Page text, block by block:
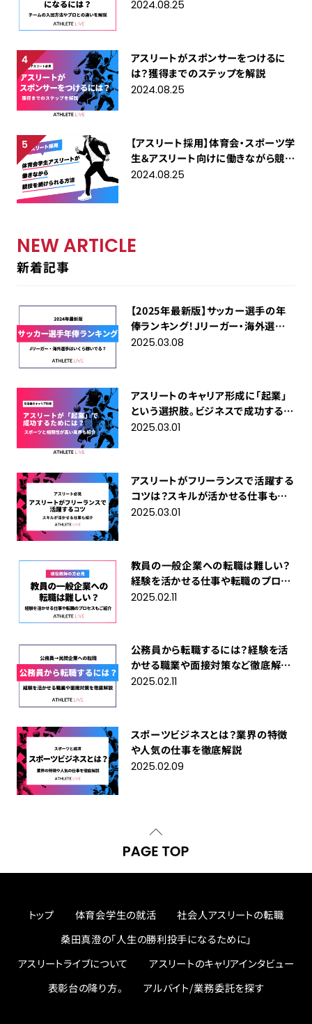
2024.08.25
アスリートがスポンサーをつけるに
は？獲得までのステップを解説
2024.08.25
【アスリート採用】体育会・スポーツ学
生＆アスリート向けに働きながら競技
を続ける方法を解説
2024.08.25
NEW ARTICLE
新着記事
【2025年最新版】サッカー選手の年
俸ランキング！Jリーガー・海外選手
はいくら稼いでる？
2025.03.08
アスリートのキャリア形成に「起業」
という選択肢。ビジネスで成功するた
めに必要なことは？
2025.03.01
アスリートがフリーランスで活躍する
コツは？スキルが活かせる仕事も紹
介
2025.03.01
教員の一般企業への転職は難しい？
経験を活かせる仕事や転職のプロセ
スもご紹介
2025.02.11
公務員から転職するには？経験を活
かせる職業や面接対策など徹底解
説！
2025.02.11
スポーツビジネスとは？業界の特徴
や人気の仕事を徹底解説
2025.02.09
トップ 体育会学生の就活
社会人アスリートの転職
桑田真澄の「人生の勝利投手になるために」
アスリートライブについて
アスリートのキャリアインタビュー
表彰台の降り方。
アルバイト/業務委託を探す